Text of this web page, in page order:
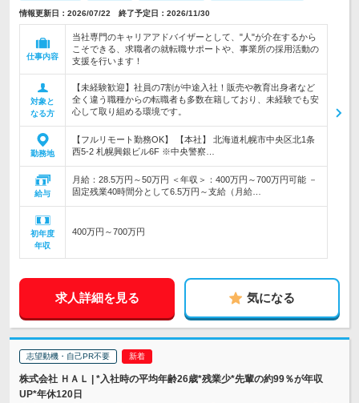
情報更新日：2026/07/22 終了予定日：2026/11/30
仕事内容
当社専門のキャリアアドバイザーとして、"人"が介在するから
こそできる、求職者の就転職サポートや、事業所の採用活動の
支援を行います！
対象と
なる方
【未経験歓迎】社員の7割が中途入社！販売や教育出身者など
全く違う職種からの転職者も多数在籍しており、未経験でも安
心して取り組める環境です。
勤務地
【フルリモート勤務OK】 【本社】 北海道札幌市中央区北1条
西5-2 札幌興銀ビル6F ※中央警察…
給与
月給：28.5万円～50万円 ＜年収＞：400万円～700万円可能 －
固定残業40時間分として6.5万円～支給（月給…
初年度
年収
400万円～700万円
求人詳細を見る 気になる
志望動機・自己PR不要
株式会社 ＨＡＬ | *入社時の平均年齢26歳*残業少*先輩の約99％が年収
UP*年休120日